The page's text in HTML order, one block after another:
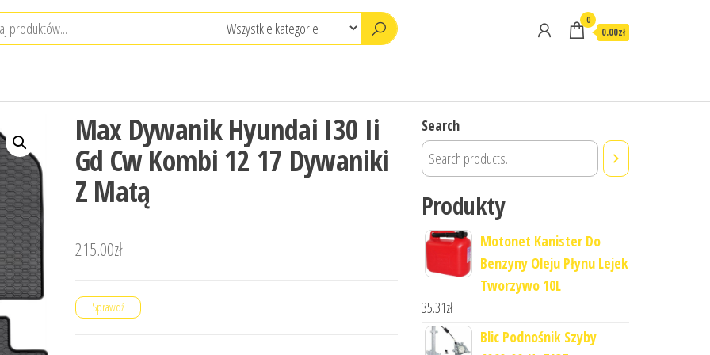
0
0.00zł
Max Dywanik Hyundai I30 Ii
Gd Cw Kombi 12 17 Dywaniki
Z Matą
215.00zł
Sprawdź
Search
Produkty
Motonet Kanister Do
Benzyny Oleju Płynu Lejek
Tworzywo 10L
35.31zł
Blic Podnośnik Szyby